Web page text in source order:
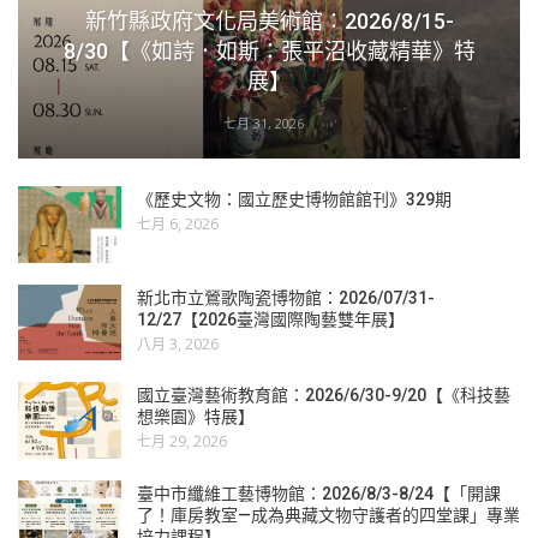
新竹縣政府文化局美術館：2026/8/15-
8/30【《如詩．如斯：張平沼收藏精華》特
展】
七月 31, 2026
《歷史文物：國立歷史博物館館刊》329期
七月 6, 2026
新北市立鶯歌陶瓷博物館：2026/07/31-
12/27【2026臺灣國際陶藝雙年展】
八月 3, 2026
國立臺灣藝術教育館：2026/6/30-9/20【《科技藝
想樂園》特展】
七月 29, 2026
臺中市纖維工藝博物館：2026/8/3-8/24【「開課
了！庫房教室—成為典藏文物守護者的四堂課」專業